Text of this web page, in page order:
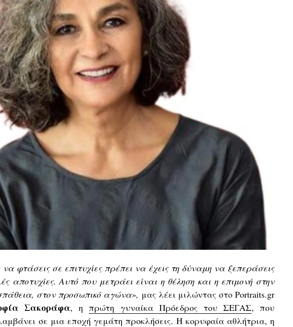
να φτάσεις σε επιτυχίες πρέπει να έχεις τη δύναμη να ξεπεράσεις
αποτυχίες. Αυτό που μετράει είναι η θέληση και η επιμονή στην
στον προσωπικό αγώνα», μας λέει μιλώντας στο Portraits.gr
Σακοράφα, ηπρώτη γυναίκα Πρόεδρος του ΣΕΓΑΣ, που
σε μια εποχή γεμάτη προκλήσεις. Η κορυφαία αθλήτρια, η